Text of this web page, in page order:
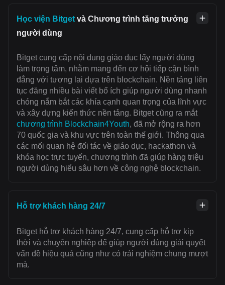
Học viện Bitget và Chương trình tăng trưởng
người dùng
Bitget cung cấp nội dung giáo dục lấy người dùng
làm trọng tâm, nhằm mang đến cơ hội tiếp cận bình
đẳng với tương lai dựa trên blockchain. Nền tảng liên
tục đăng nhiều bài viết bổ ích giúp người dùng nhanh
chóng nắm bắt các khía cạnh quan trọng của lĩnh vực
và xây dựng kiến thức nền tảng. Bitget cũng ra mắt
chương trình Blockchain4Youth, đã mở rộng ra hơn
70 quốc gia và khu vực trên toàn thế giới. Thông qua
các mối quan hệ đối tác về giáo dục, hackathon và
khóa học trực tuyến, chương trình đã giúp hàng triệu
người dùng hiểu sâu hơn về công nghệ blockchain.
Hỗ trợ khách hàng 24/7
Bitget hỗ trợ khách hàng 24/7, cung cấp hỗ trợ kịp
thời và chuyên nghiệp để giúp người dùng giải quyết
vấn đề hiệu quả cũng như có trải nghiệm chung mượt
mà.